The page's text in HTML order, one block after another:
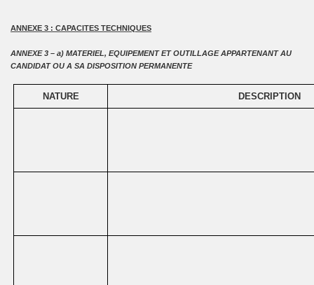
ANNEXE 3 : CAPACITES TECHNIQUES
ANNEXE 3 – a) MATERIEL, EQUIPEMENT ET OUTILLAGE APPARTENANT AU
CANDIDAT OU A SA DISPOSITION PERMANENTE
NATURE DESCRIPTION